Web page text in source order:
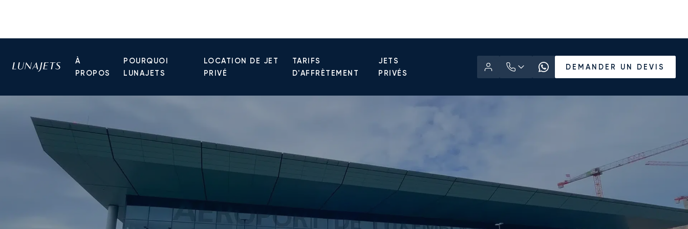
À
PROPOS
POURQUOI
LUNAJETS
LOCATION DE JET
PRIVÉ
TARIFS
D'AFFRÈTEMENT
JETS
PRIVÉS
DEMANDER UN DEVIS